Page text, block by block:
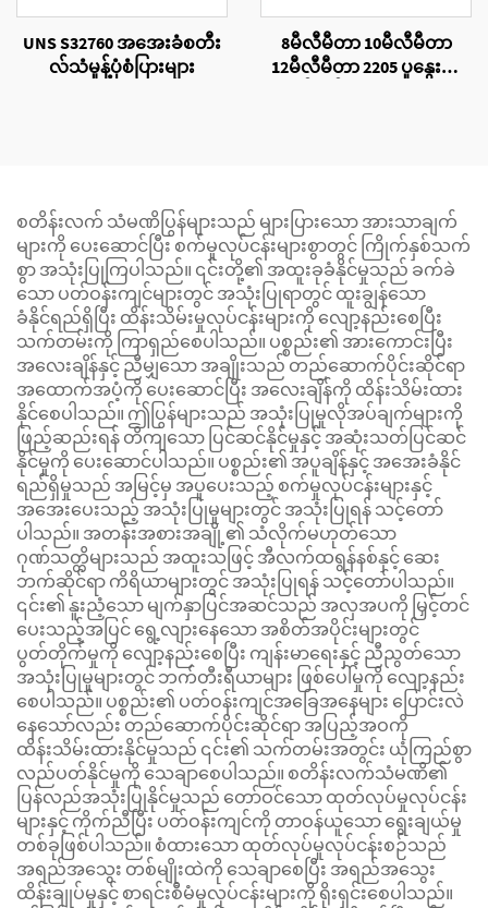
UNS S32760 အအေးခံစတီး
လ်သံမှုန့်ပုံစံပြားများ
8မီလီမီတာ 10မီလီမီတာ
12မီလီမီတာ 2205 ပူနွေးစွာ
စတိန်းလက် သံမဏိပြွန်များသည် များပြားသော အားသာချက်
များကို ပေးဆောင်ပြီး စက်မှုလုပ်ငန်းများစွာတွင် ကြိုက်နှစ်သက်
စွာ အသုံးပြုကြပါသည်။ ၎င်းတို့၏ အထူးခုခံနိုင်မှုသည် ခက်ခဲ
သော ပတ်ဝန်းကျင်များတွင် အသုံးပြုရာတွင် ထူးချွန်သော
ခံနိုင်ရည်ရှိပြီး ထိန်းသိမ်းမှုလုပ်ငန်းများကို လျော့နည်းစေပြီး
သက်တမ်းကို ကြာရှည်စေပါသည်။ ပစ္စည်း၏ အားကောင်းပြီး
အလေးချိန်နှင့် ညီမျှသော အချိုးသည် တည်ဆောက်ပိုင်းဆိုင်ရာ
အထောက်အပံ့ကို ပေးဆောင်ပြီး အလေးချိန်ကို ထိန်းသိမ်းထား
နိုင်စေပါသည်။ ဤပြွန်များသည် အသုံးပြုမှုလိုအပ်ချက်များကို
ဖြည့်ဆည်းရန် တိကျသော ပြင်ဆင်နိုင်မှုနှင့် အဆုံးသတ်ပြင်ဆင်
နိုင်မှုကို ပေးဆောင်ပါသည်။ ပစ္စည်း၏ အပူချိန်နှင့် အအေးခံနိုင်
ရည်ရှိမှုသည် အမြင့်မှ အပူပေးသည့် စက်မှုလုပ်ငန်းများနှင့်
အအေးပေးသည့် အသုံးပြုမှုများတွင် အသုံးပြုရန် သင့်တော်
ပါသည်။ အတန်းအစားအချို့၏ သံလိုက်မဟုတ်သော
ဂုဏ်သတ္တိများသည် အထူးသဖြင့် အီလက်ထရွန်နစ်နှင့် ဆေး
ဘက်ဆိုင်ရာ ကိရိယာများတွင် အသုံးပြုရန် သင့်တော်ပါသည်။
၎င်း၏ နူးညံ့သော မျက်နှာပြင်အဆင်သည် အလှအပကို မြှင့်တင်
ပေးသည့်အပြင် ရွေ့လျားနေသော အစိတ်အပိုင်းများတွင်
ပွတ်တိုက်မှုကို လျော့နည်းစေပြီး ကျန်းမာရေးနှင့် ညီညွတ်သော
အသုံးပြုမှုများတွင် ဘက်တီးရီယာများ ဖြစ်ပေါ်မှုကို လျော့နည်း
စေပါသည်။ ပစ္စည်း၏ ပတ်ဝန်းကျင်အခြေအနေများ ပြောင်းလဲ
နေသော်လည်း တည်ဆောက်ပိုင်းဆိုင်ရာ အပြည့်အဝကို
ထိန်းသိမ်းထားနိုင်မှုသည် ၎င်း၏ သက်တမ်းအတွင်း ယုံကြည်စွာ
လည်ပတ်နိုင်မှုကို သေချာစေပါသည်။ စတိန်းလက်သံမဏိ၏
ပြန်လည်အသုံးပြုနိုင်မှုသည် တော်ဝင်သော ထုတ်လုပ်မှုလုပ်ငန်း
များနှင့် ကိုက်ညီပြီး ပတ်ဝန်းကျင်ကို တာဝန်ယူသော ရွေးချယ်မှု
တစ်ခုဖြစ်ပါသည်။ စံထားသော ထုတ်လုပ်မှုလုပ်ငန်းစဉ်သည်
အရည်အသွေး တစ်မျိုးထဲကို သေချာစေပြီး အရည်အသွေး
ထိန်းချုပ်မှုနှင့် စာရင်းစီမံမှုလုပ်ငန်းများကို ရိုးရှင်းစေပါသည်။